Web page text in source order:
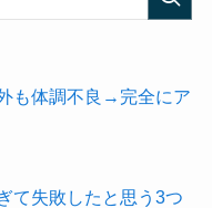
も体調不良→完全にア
て失敗したと思う3つ